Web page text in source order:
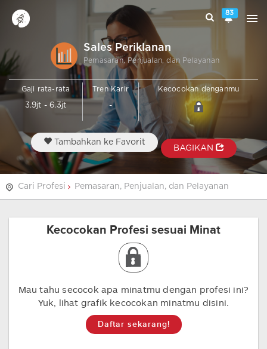
83
Sales Periklanan
Pemasaran, Penjualan, dan Pelayanan
Gaji rata-rata
3.9jt - 6.3jt
Tren Karir
-
Kecocokan denganmu
Tambahkan ke Favorit
BAGIKAN
Cari Profesi Pemasaran, Penjualan, dan Pelayanan
Kecocokan Profesi sesuai Minat
Mau tahu secocok apa minatmu dengan profesi ini?
Yuk, lihat grafik kecocokan minatmu disini.
Daftar sekarang!